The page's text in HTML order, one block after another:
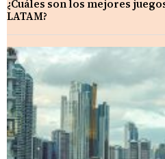
¿Cuáles son los mejores
LATAM?